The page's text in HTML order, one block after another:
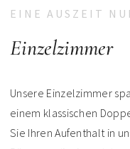
EINE AUSZEIT
Einzelzimmer
Unsere Einzelzimmer
einem klassischen
Sie Ihren Aufenthalt in